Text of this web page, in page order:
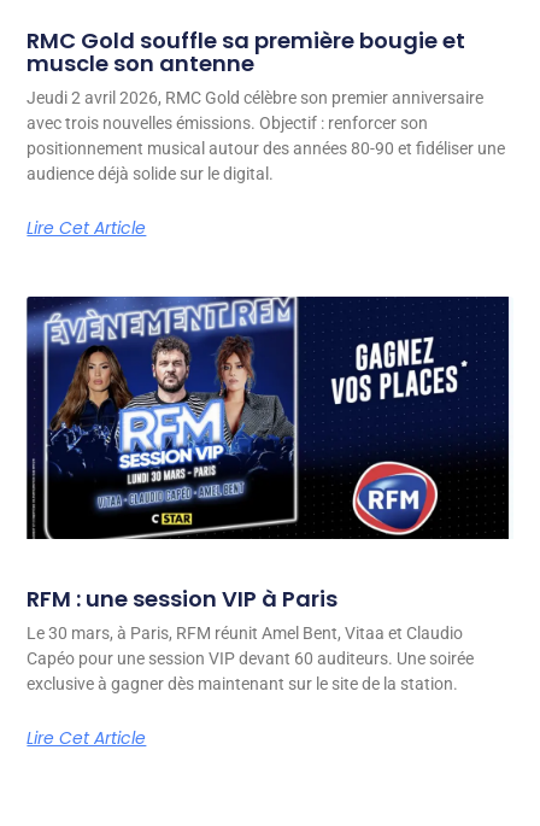
RMC Gold souffle sa première bougie et
muscle son antenne
Jeudi 2 avril 2026, RMC Gold célèbre son premier anniversaire
avec trois nouvelles émissions. Objectif : renforcer son
positionnement musical autour des années 80-90 et fidéliser une
audience déjà solide sur le digital.
Lire Cet Article
RFM : une session VIP à Paris
Le 30 mars, à Paris, RFM réunit Amel Bent, Vitaa et Claudio
Capéo pour une session VIP devant 60 auditeurs. Une soirée
exclusive à gagner dès maintenant sur le site de la station.
Lire Cet Article